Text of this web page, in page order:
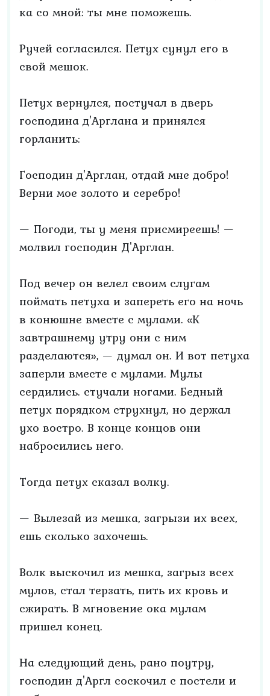
ка со мной: ты мне поможешь.
Ручей согласился. Петух сунул его в
свой мешок.
Петух вернулся, постучал в дверь
господина д'Арглана и принялся
горланить:
Господин д'Арглан, отдай мне добро!
Верни мое золото и серебро!
— Погоди, ты у меня присмиреешь! —
молвил господин Д'Арглан.
Под вечер он велел своим слугам
поймать петуха и запереть его на ночь
в конюшне вместе с мулами. «К
завтрашнему утру они с ним
разделаются», — думал он. И вот петуха
заперли вместе с мулами. Мулы
сердились. стучали ногами. Бедный
петух порядком струхнул, но держал
ухо востро. В конце концов они
набросились него.
Тогда петух сказал волку.
— Вылезай из мешка, загрызи их всех,
ешь сколько захочешь.
Волк выскочил из мешка, загрыз всех
мулов, стал терзать, пить их кровь и
сжирать. В мгновение ока мулам
пришел конец.
На следующий день, рано поутру,
господин д'Аргл соскочил с постели и